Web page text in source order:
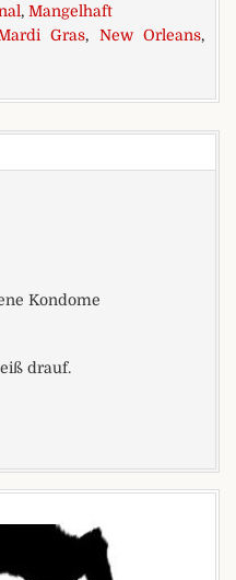
, Mangelhaft
Gras, New Orleans,
Verbotene Würfe
Kondome
drauf.